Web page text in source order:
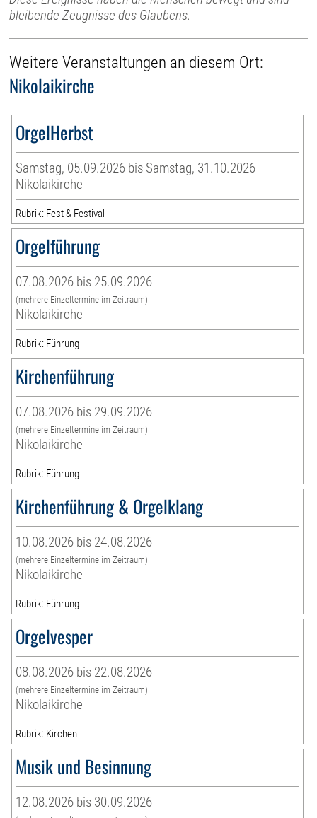
bleibende Zeugnisse des Glaubens.
Weitere Veranstaltungen an diesem Ort:
Nikolaikirche
OrgelHerbst
Samstag, 05.09.2026 bis Samstag, 31.10.2026
Nikolaikirche
Rubrik: Fest & Festival
Orgelführung
07.08.2026 bis 25.09.2026
(mehrere Einzeltermine im Zeitraum)
Nikolaikirche
Rubrik: Führung
Kirchenführung
07.08.2026 bis 29.09.2026
(mehrere Einzeltermine im Zeitraum)
Nikolaikirche
Rubrik: Führung
Kirchenführung & Orgelklang
10.08.2026 bis 24.08.2026
(mehrere Einzeltermine im Zeitraum)
Nikolaikirche
Rubrik: Führung
Orgelvesper
08.08.2026 bis 22.08.2026
(mehrere Einzeltermine im Zeitraum)
Nikolaikirche
Rubrik: Kirchen
Musik und Besinnung
12.08.2026 bis 30.09.2026